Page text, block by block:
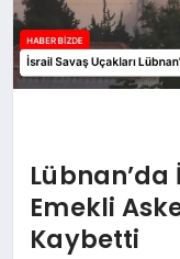
Lübnan’da
Emekli
Kaybetti